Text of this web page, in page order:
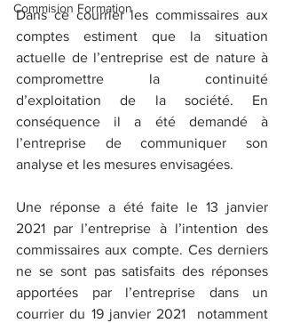
Commision Formation
Dans ce courrier les commissaires aux
comptes estiment que la situation
actuelle de l’entreprise est de nature à
compromettre la continuité
d’exploitation de la société. En
conséquence il a été demandé à
l’entreprise de communiquer son
analyse et les mesures envisagées.
Une réponse a été faite le 13 janvier
2021 par l’entreprise à l’intention des
commissaires aux compte. Ces derniers
ne se sont pas satisfaits des réponses
apportées par l’entreprise dans un
courrier du 19 janvier 2021  notamment